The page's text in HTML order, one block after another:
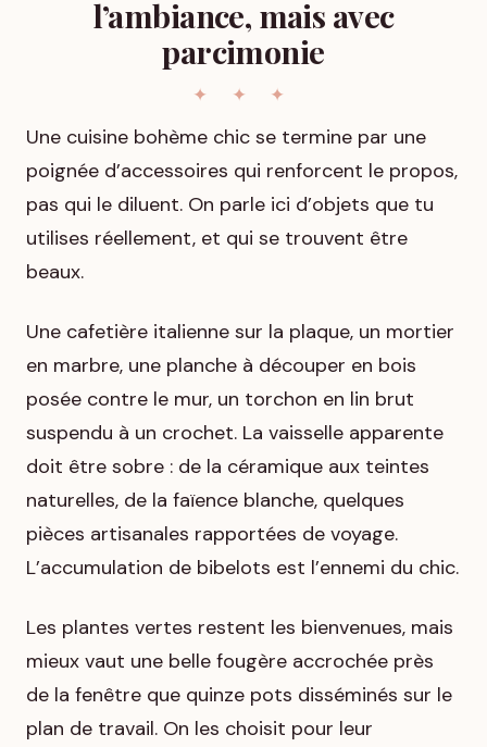
l’ambiance, mais avec
parcimonie
Une cuisine bohème chic se termine par une
poignée d’accessoires qui renforcent le propos,
pas qui le diluent. On parle ici d’objets que tu
utilises réellement, et qui se trouvent être
beaux.
Une cafetière italienne sur la plaque, un mortier
en marbre, une planche à découper en bois
posée contre le mur, un torchon en lin brut
suspendu à un crochet. La vaisselle apparente
doit être sobre : de la céramique aux teintes
naturelles, de la faïence blanche, quelques
pièces artisanales rapportées de voyage.
L’accumulation de bibelots est l’ennemi du chic.
Les plantes vertes restent les bienvenues, mais
mieux vaut une belle fougère accrochée près
de la fenêtre que quinze pots disséminés sur le
plan de travail. On les choisit pour leur